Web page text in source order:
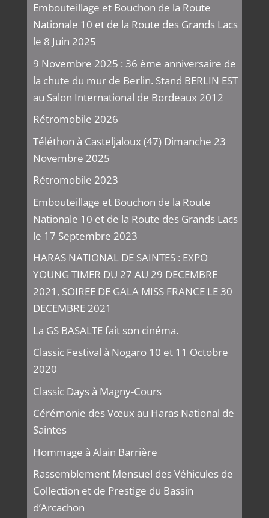
Embouteillage et Bouchon de la Route
Nationale 10 et de la Route des Grands Lacs
le 8 Juin 2025
9 Novembre 2025 : 36 ème anniversaire de
la chute du mur de Berlin. Stand BERLIN EST
au Salon International de Bordeaux 2012
Rétromobile 2026
Téléthon à Casteljaloux (47) Dimanche 23
Novembre 2025
Rétromobile 2023
Embouteillage et Bouchon de la Route
Nationale 10 et de la Route des Grands Lacs
le 17 Septembre 2023
HARAS NATIONAL DE SAINTES : EXPO
YOUNG TIMER DU 27 AU 29 DECEMBRE
2021, SOIREE DE GALA MISS FRANCE LE 30
DECEMBRE 2021
La GS BASALTE fait son cinéma.
Classic Festival à Nogaro 10 et 11 Octobre
2020
Classic Days à Magny-Cours
Cérémonie des Vœux au Haras National de
Saintes
Hommage à Alain Barrière
Rassemblement Mensuel des Véhicules de
Collection et de Prestige du Bassin
d’Arcachon